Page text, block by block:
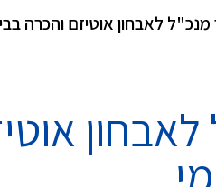
מנכ"ל לאבחון אוטיזם והכרה